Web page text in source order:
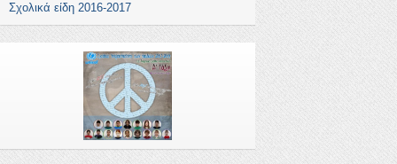
Σχολικά είδη 2016-2017